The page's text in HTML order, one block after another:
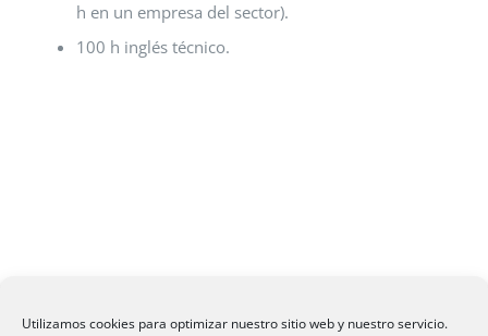
Utilizamos cookies para optimizar nuestro sitio web y nuestro servicio.
h en un empresa del sector).
100 h inglés técnico.